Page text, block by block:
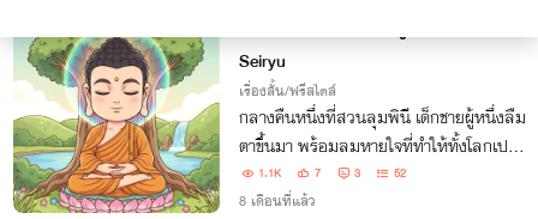
ทธเจ้า
Seiryu
เรื่องสั้น/ฟรีสไตล์
กลางคืนหนึ่งที่สวนลุมพินี เด็กชายผู้หนึ่งลืม
ตาขึ้นมา พร้อมลมหายใจที่ทำให้ทั้งโลกเปลี่
ยนไปเขาเติบโตท่ามกลางความสุขพรั่งพร้อม
แต่หัวใจกลับเต็มไปด้วยคำถาม ที่ใครก็ไม่อา
1.1K 7 3 52
8 เดือนที่แล้ว